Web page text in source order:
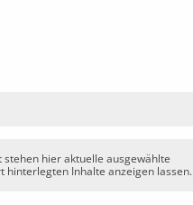
hier aktuelle ausgewählte
hinterlegten Inhalte anzeigen lassen.